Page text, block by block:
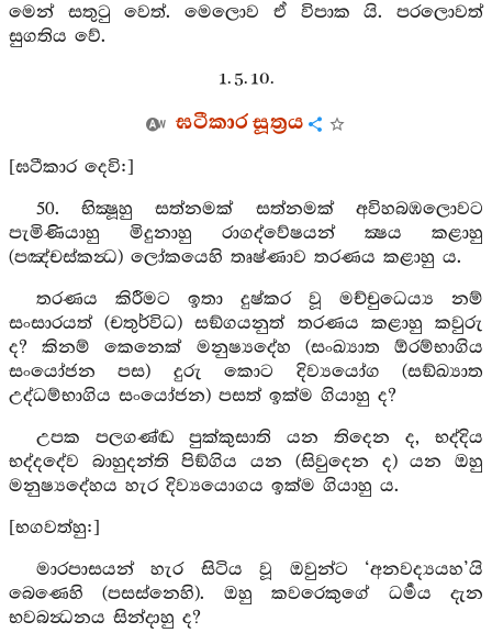
මෙන් සතුටු වෙත්. මෙලොව ඒ විපාක යි. පරලොවත්
සුගතිය වේ.
1. 5. 10.
ඝටීකාර සූත්‍රය
[ඝටීකාර දෙවි:]
50. භික්‍ෂූහු සත්නමක් සත්නමක් අවිහබඹලොවට
පැමිණියාහු මිදුනාහු රාගද්වේෂයන් ක්‍ෂය කළාහු
(පඤ්චස්කන්‍ධ) ලෝකයෙහි තෘෂ්ණාව තරණය කළාහු ය.
තරණය කිරීමට ඉතා දුෂ්කර වූ මච්චුධෙය්‍ය නම්
සංසාරයත් (චතුර්විධ) සඞ්ගයනුත් තරණය කළාහු කවුරු
ද? කිනම් කෙනෙක් මනුෂ්‍යදේහ (සංඛ්‍යාත ඕරම්භාගිය
සංයෝජන පස) දුරු කොට දිව්‍යයෝග (සඞ්ඛ්‍යාත
උද්ධම්භාගිය සංයෝජන) පසත් ඉක්ම ගියාහු ද?
උපක පලගණ්ඬ පුක්කුසාති යන තිදෙන ද, භද්දිය
භද්‍දදේව බාහුදන්ති පිඞ්ගිය යන (සිවුදෙන ද) යන ඔහු
මනුෂ්‍යදේහය හැර දිව්‍යයොගය ඉක්ම ගියාහු ය.
[භගවත්හු:]
මාරපාසයන් හැර සිටිය වූ ඔවුන්ට ‘අනවද්‍යයහ’යි
බෙණෙහි (පසස්නෙහි). ඔහු කවරෙකුගේ ධර්‍මය දැන
භවබන්‍ධනය සින්දාහු ද?